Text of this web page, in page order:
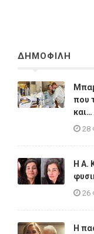
ΔΗΜΟΦΙΛΗ
που
28
Η A.
26
Η